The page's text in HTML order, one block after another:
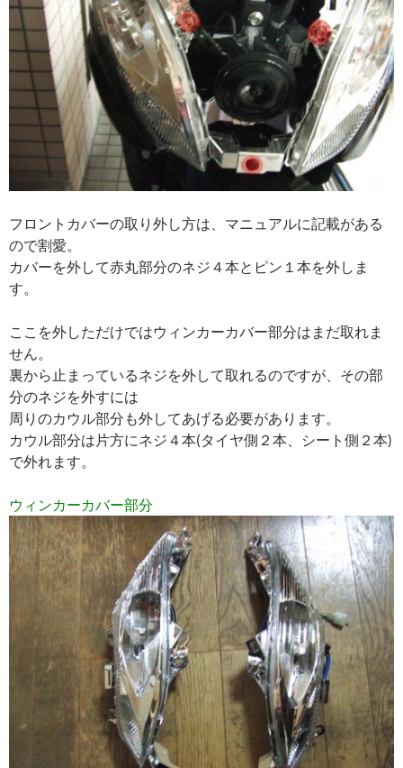
フロントカバーの取り外し方は、マニュアルに記載がある
ので割愛。
カバーを外して赤丸部分のネジ４本とピン１本を外しま
す。
ここを外しただけではウィンカーカバー部分はまだ取れま
せん。
裏から止まっているネジを外して取れるのですが、その部
分のネジを外すには
周りのカウル部分も外してあげる必要があります。
カウル部分は片方にネジ４本(タイヤ側２本、シート側２本)
で外れます。
ウィンカーカバー部分